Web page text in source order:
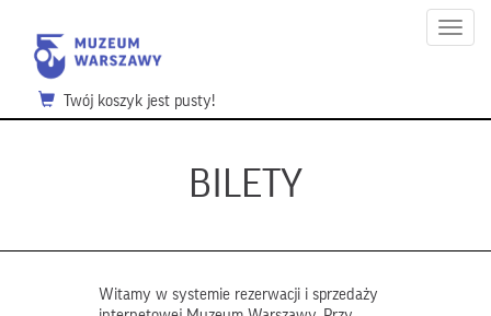
Menu
Twój koszyk jest pusty!
BILETY
Witamy w systemie rezerwacji i sprzedaży